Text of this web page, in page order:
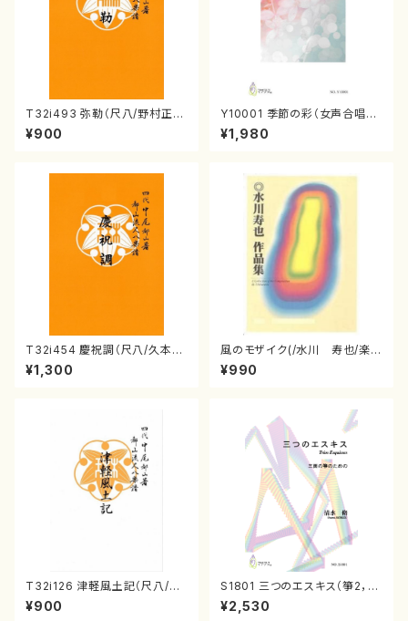
T32i493 弥勒（尺八/野村正
峰/楽譜）都山流公刊楽譜曲番:2
202
¥900
Y10001 季節の彩（女声合唱、
ピアノ/山岸徹/楽譜）
¥1,980
T32i454 慶祝調（尺八/久本玄
智/楽譜）都山流公刊楽譜曲番:2
161
¥1,300
風のモザイク(/水川 寿也/楽
譜）
¥990
T32i126 津軽風土記（尺八/野
村峰山/尺八/都山式譜）都山流
公刊楽譜曲番:575
¥900
S1801 三つのエスキス（箏2，1
7/清水 脩/楽譜）
¥2,530